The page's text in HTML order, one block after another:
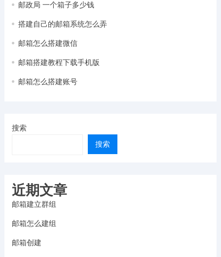
邮政局 一个箱子多少钱
搭建自己的邮箱系统怎么弄
邮箱怎么搭建微信
邮箱搭建教程下载手机版
邮箱怎么搭建账号
搜索
搜索
近期文章
邮箱建立群组
邮箱怎么建组
邮箱创建